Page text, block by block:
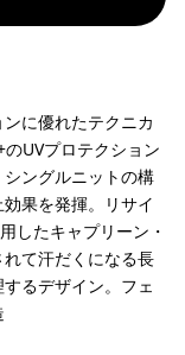
に優れたテクニカ
UVプロテクション
ングルニットの構
果を発揮。リサイ
したキャプリーン・
て汗だくになる長
るデザイン。フェ